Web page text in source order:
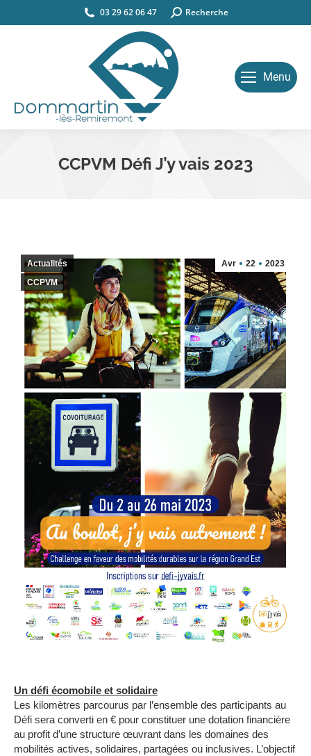
03 29 62 06 47 Search:Recherche
Menu
CCPVM Défi J’y vais 2023
Avr 22 2023
Actualités
CCPVM
Un défi écomobile et solidaire
Les kilomètres parcourus par l’ensemble des participants au
Défi sera converti en € pour constituer une dotation financière
au profit d’une structure œuvrant dans les domaines des
mobilités actives, solidaires, partagées ou inclusives. L’objectif